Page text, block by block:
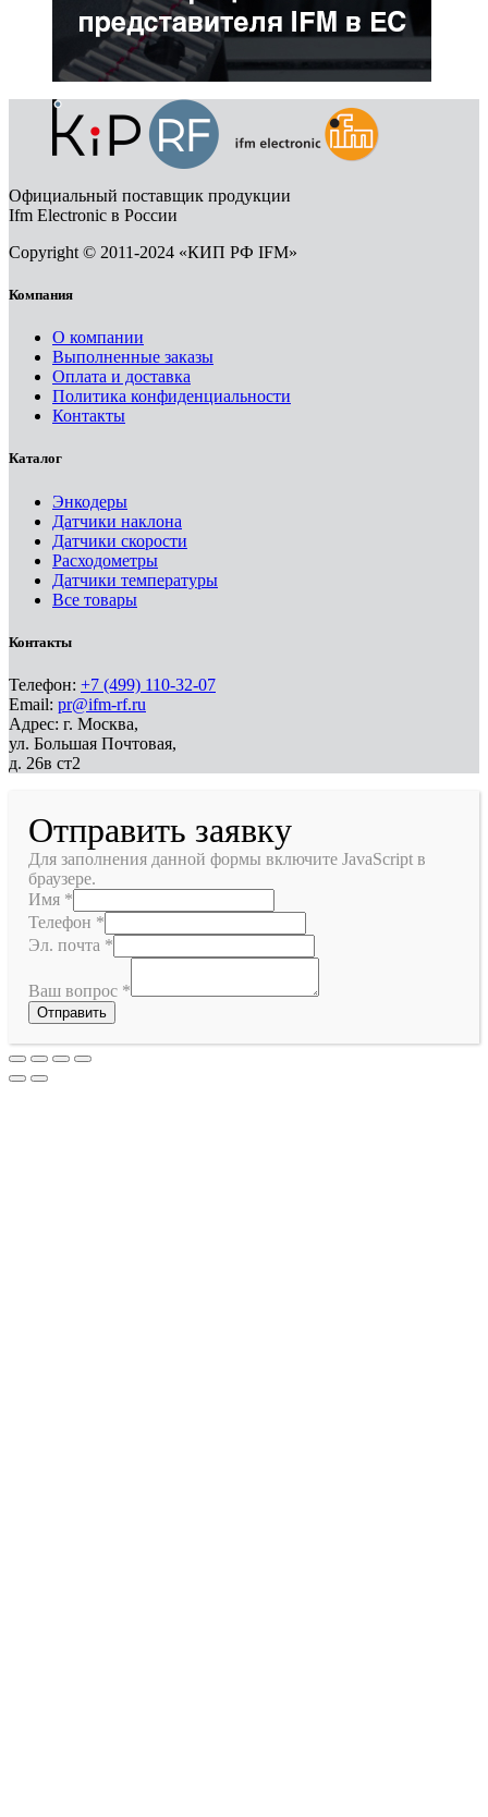
Официальный поставщик продукции
Ifm Electronic в России
Copyright © 2011-2024 «КИП РФ IFM»
Компания
О компании
Выполненные заказы
Оплата и доставка
Политика конфиденциальности
Контакты
Каталог
Энкодеры
Датчики наклона
Датчики скорости
Расходометры
Датчики температуры
Все товары
Контакты
Телефон: +7 (499) 110-32-07
Email: pr@ifm-rf.ru
Адрес: г. Москва,
ул. Большая Почтовая,
д. 26в ст2
Отправить заявку
Для заполнения данной формы включите JavaScript в
браузере.
Имя *
Телефон *
Эл. почта *
Ваш вопрос *
Отправить